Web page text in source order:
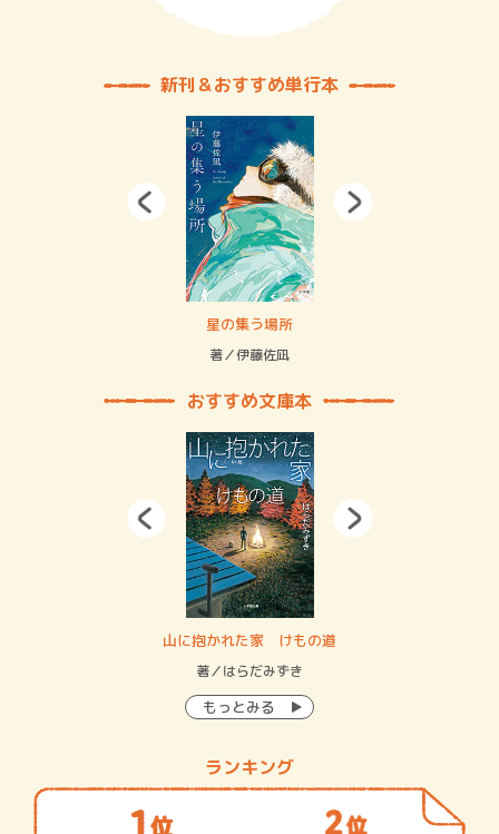
新刊＆おすすめ単行本
星の集う場所
著／伊藤佐凪
おすすめ文庫本
山に抱かれた家 けもの道
著／はらだみずき
もっとみる
ランキング